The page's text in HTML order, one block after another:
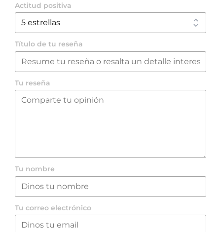
Actitud positiva
Título de tu reseña
Tu reseña
Tu nombre
Tu correo electrónico